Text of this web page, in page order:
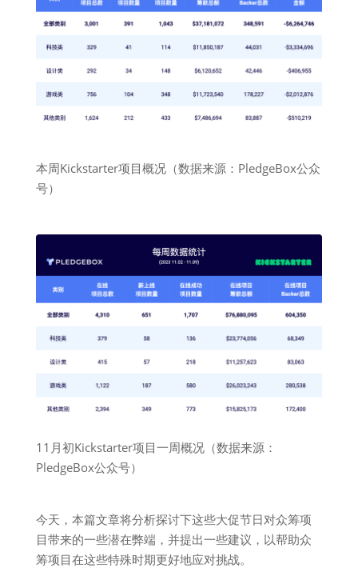
本周Kickstarter项目概况（数据来源：PledgeBox公众
号）
11月初Kickstarter项目一周概况（数据来源：
PledgeBox公众号）
今天，本篇文章将分析探讨下这些大促节日对众筹项
目带来的一些潜在弊端，并提出一些建议，以帮助众
筹项目在这些特殊时期更好地应对挑战。